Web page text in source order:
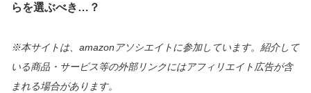
らを選ぶべき…？
※本サイトは、amazonアソシエイトに参加しています。紹介して
いる商品・サービス等の外部リンクにはアフィリエイト広告が含
まれる場合があります。